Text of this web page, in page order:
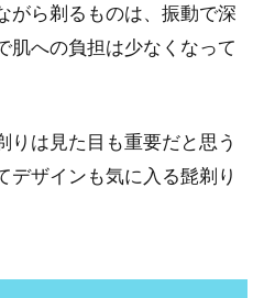
がら剃るものは、振動で深
肌への負担は少なくなって
りは見た目も重要だと思う
デザインも気に入る髭剃り